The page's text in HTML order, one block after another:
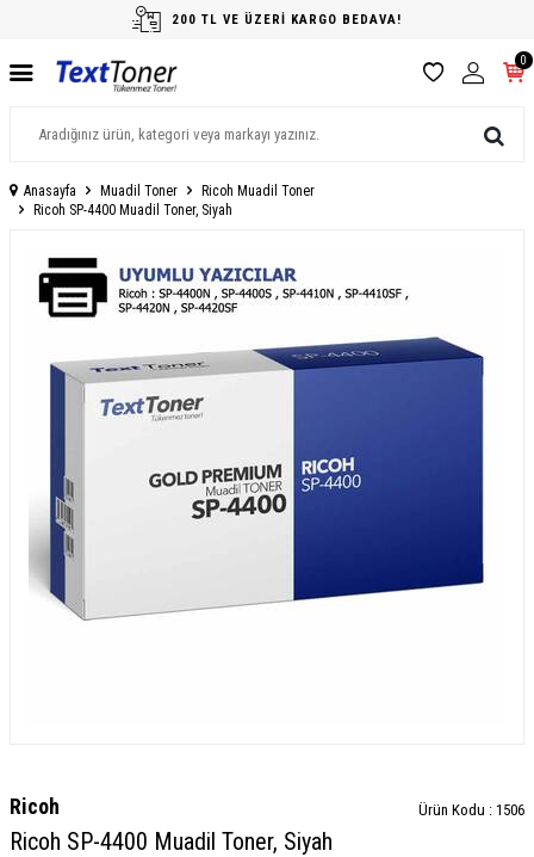
200 TL VE ÜZERİ KARGO BEDAVA!
0
Anasayfa Muadil Toner
Ricoh Muadil Toner
Ricoh SP-4400 Muadil Toner, Siyah
Ricoh Ürün Kodu : 1506
Ricoh SP-4400 Muadil Toner, Siyah